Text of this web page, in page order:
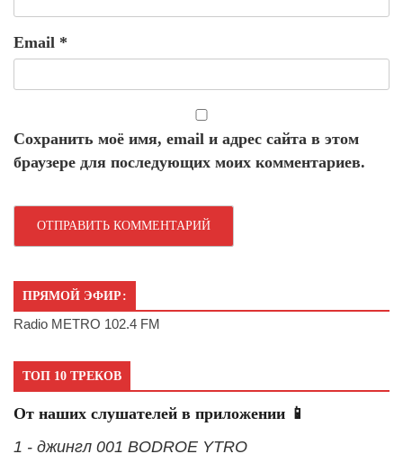
Email *
Сохранить моё имя, email и адрес сайта в этом
браузере для последующих моих комментариев.
ПРЯМОЙ ЭФИР:
Radio METRO 102.4 FM
ТОП 10 ТРЕКОВ
От наших слушателей в приложении 📱
1 - джингл 001 BODROE YTRO